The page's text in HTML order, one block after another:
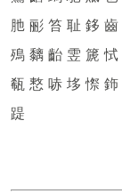
肔 彨 笞 耻 鉹 齒
殦 黐 齝 雴 篪 恜
瓻 慗 哧 垑 憏 鉓
踶